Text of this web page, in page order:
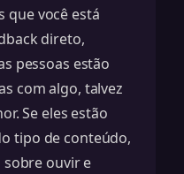
que você está
direto,
pessoas estão
com algo, talvez
Se eles estão
tipo de conteúdo,
sobre ouvir e